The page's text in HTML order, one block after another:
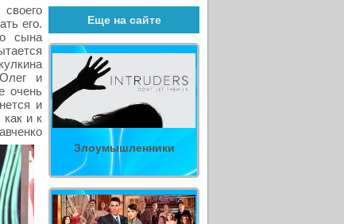
Еще на сайте
Злоумышленники
его.
сына
и
очень
и
и к